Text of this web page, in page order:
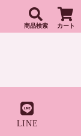
商品検索 カート
LINE